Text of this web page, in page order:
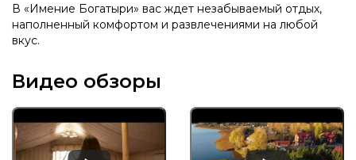
В «Имение Богатыри» вас ждет незабываемый отдых,
наполненный комфортом и развлечениями на любой
вкус.
Видео обзоры